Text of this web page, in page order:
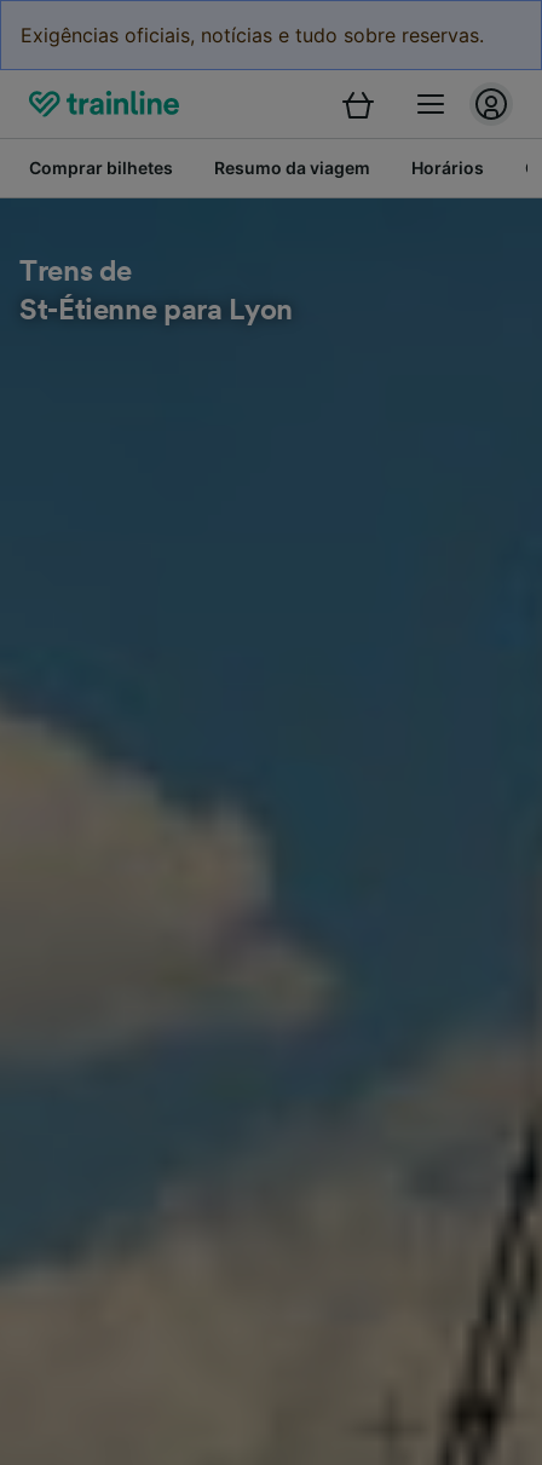
Exigências oficiais, notícias e tudo sobre reservas.
Comprar bilhetes Resumo da viagem Horários
Trens de
St-Étienne para Lyon